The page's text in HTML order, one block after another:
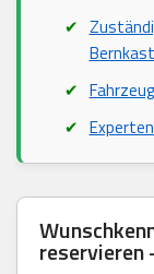
reservieren